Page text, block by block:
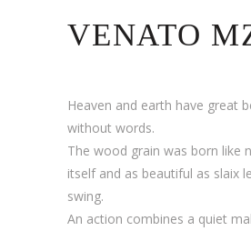
VENATO
Heaven and earth have great
without words.
The wood grain was born like
itself and as beautiful as slaix
swing.
An action combines a quiet